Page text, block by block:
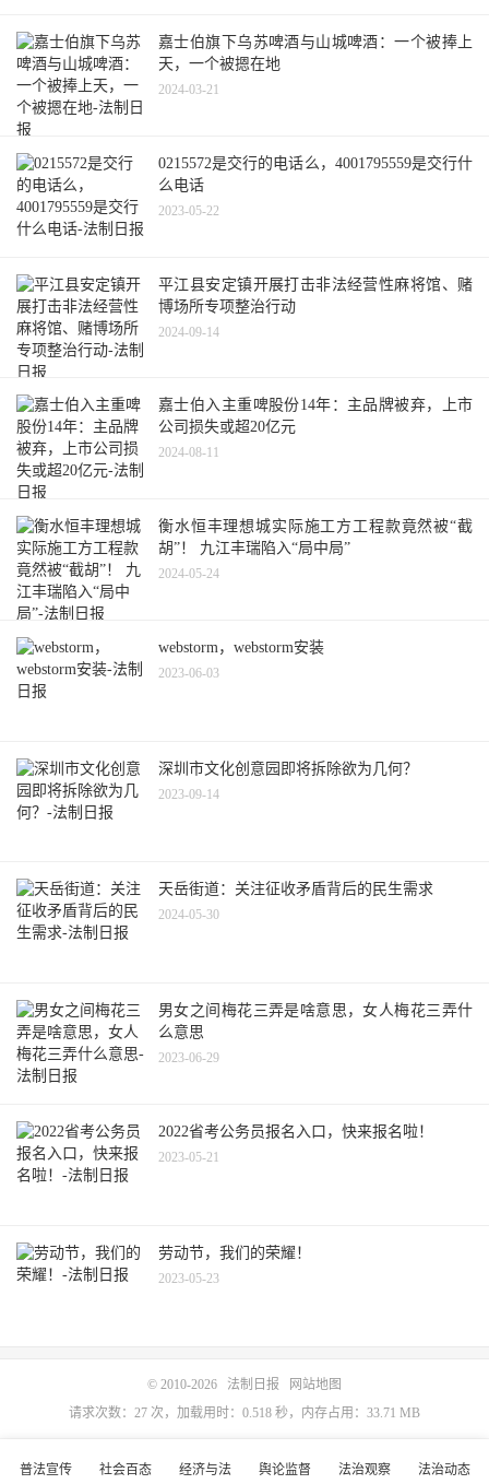
嘉士伯旗下乌苏啤酒与山城啤酒：一个被捧上
天，一个被摁在地
2024-03-21
0215572是交行的电话么，4001795559是交行什
么电话
2023-05-22
平江县安定镇开展打击非法经营性麻将馆、赌
博场所专项整治行动
2024-09-14
嘉士伯入主重啤股份14年：主品牌被弃，上市
公司损失或超20亿元
2024-08-11
衡水恒丰理想城实际施工方工程款竟然被“截
胡”！ 九江丰瑞陷入“局中局”
2024-05-24
webstorm，webstorm安装
2023-06-03
深圳市文化创意园即将拆除欲为几何？
2023-09-14
天岳街道：关注征收矛盾背后的民生需求
2024-05-30
男女之间梅花三弄是啥意思，女人梅花三弄什
么意思
2023-06-29
2022省考公务员报名入口，快来报名啦！
2023-05-21
劳动节，我们的荣耀！
2023-05-23
普法宣传 社会百态 经济与法 舆论监督 法治观察 法治动态
© 2010-2026 法制日报
网站地图
请求次数：27 次，加载用时：0.518 秒，内存占用：33.71 MB